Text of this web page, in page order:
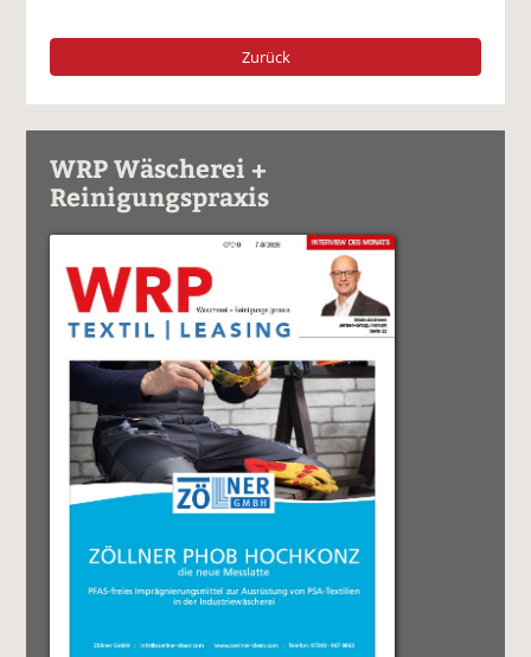
Zurück
WRP Wäscherei +
Reinigungspraxis